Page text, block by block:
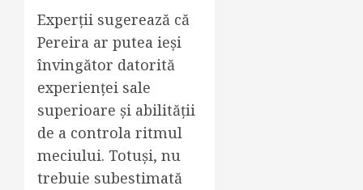
Experții sugerează că
Pereira ar putea ieși
învingător datorită
experienței sale
superioare și abilității
de a controla ritmul
meciului. Totuși, nu
trebuie subestimată